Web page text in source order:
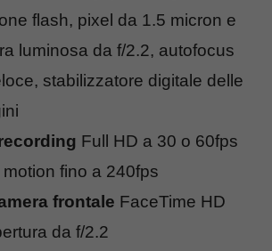
flash, pixel da 1.5 micron e
luminosa da f/2.2, autofocus
stabilizzatore digitale delle
Full HD a 30 o 60fps
fino a 240fps
frontale FaceTime HD
da f/2.2